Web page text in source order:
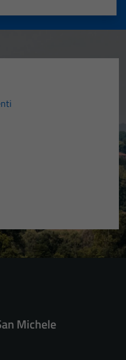
5
Michele